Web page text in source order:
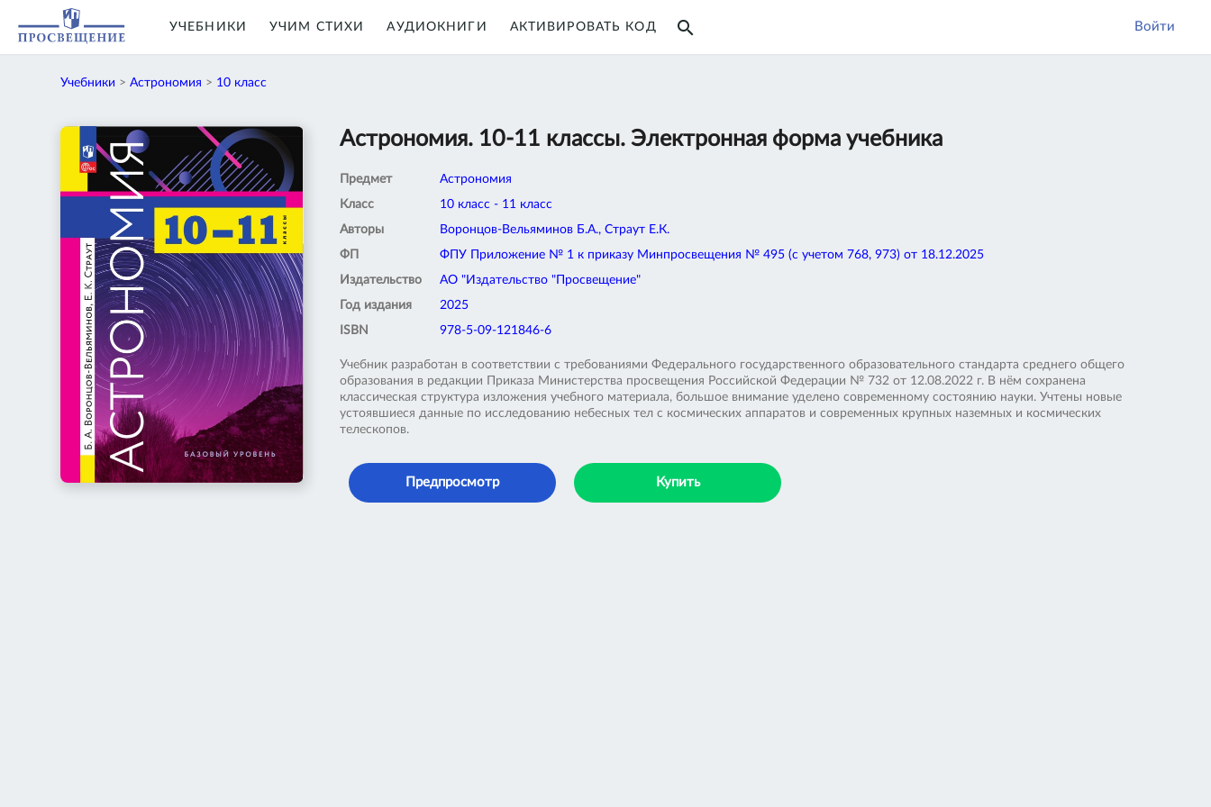
УЧЕБНИКИ УЧИМ СТИХИ АУДИОКНИГИ АКТИВИРОВАТЬ КОД search Войти
Учебники >Астрономия > 10 класс
Астрономия. 10-11 классы. Электронная форма учебника
Предмет
Астрономия
Класс
10 класс - 11 класс
Авторы
Воронцов-Вельяминов Б.А., Страут Е.К.
ФП
ФПУ Приложение № 1 к приказу Минпросвещения № 495 (с учетом 768, 973) от 18.12.2025
Издательство
АО "Издательство "Просвещение"
Год издания
2025
ISBN
978-5-09-121846-6
Учебник разработан в соответствии с требованиями Федерального государственного образовательного стандарта среднего общего
образования в редакции Приказа Министерства просвещения Российской Федерации № 732 от 12.08.2022 г. В нём сохранена
классическая структура изложения учебного материала, большое внимание уделено современному состоянию науки. Учтены новые
устоявшиеся данные по исследованию небесных тел с космических аппаратов и современных крупных наземных и космических
телескопов.
Предпросмотр Купить